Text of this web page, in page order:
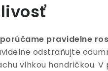
pravidelne
odstraňujte
vlhkou handričkou.